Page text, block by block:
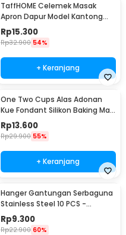
TaffHOME Celemek Masak
Apron Dapur Model Kantong
Pola Spatula - JJ41
Rp15.300
Rp32.900 54%
+ Keranjang
One Two Cups Alas Adonan
Kue Fondant Silikon Baking Mat
Anti Slip - JJ3873
Rp13.600
Rp29.900 55%
+ Keranjang
Hanger Gantungan Serbaguna
Stainless Steel 10 PCS -
M127105
Rp9.300
Rp22.900 60%